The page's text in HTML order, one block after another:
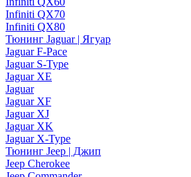
Infiniti QX70
Infiniti QX80
Тюнинг Jaguar | Ягуар
Jaguar F-Pace
Jaguar S-Type
Jaguar XE
Jaguar
Jaguar XF
Jaguar XJ
Jaguar XK
Jaguar X-Type
Тюнинг Jeep | Джип
Jeep Cherokee